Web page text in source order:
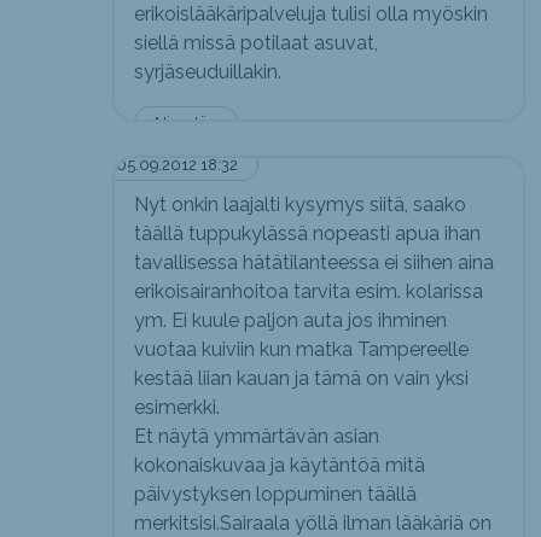
Nimetön
erikoislääkäripalveluja tulisi olla myöskin
siellä missä potilaat asuvat,
syrjäseuduillakin.
05.09.2012 18:32
Nyt onkin laajalti kysymys siitä, saako
täällä tuppukylässä nopeasti apua ihan
tavallisessa hätätilanteessa ei siihen aina
erikoisairanhoitoa tarvita esim. kolarissa
ym. Ei kuule paljon auta jos ihminen
vuotaa kuiviin kun matka Tampereelle
kestää liian kauan ja tämä on vain yksi
esimerkki.
Et näytä ymmärtävän asian
kokonaiskuvaa ja käytäntöä mitä
päivystyksen loppuminen täällä
merkitsisi.Sairaala yöllä ilman lääkäriä on